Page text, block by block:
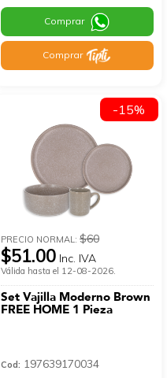
Comprar
Comprar
PRECIO NORMAL:$60
$51.00 Inc. IVA
Válida hasta el 12-08-2026.
Set Vajilla Moderno Brown
FREE HOME 1 Pieza
Cod: 197639170034
-15%